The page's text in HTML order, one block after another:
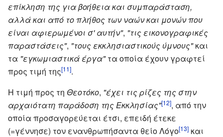
επίκληση της για βοήθεια και συμπαράσταση,
αλλά και από το πλήθος των ναών και μονών που
είναι αφιερωμένοι σ' αυτήν", "τις εικονογραφικές
παραστάσεις", "τους εκκλησιαστικούς ύμνους"και
τα "εγκωμιαστικά έργα"τα οποία έχουν γραφτεί
προς τιμή της[11].
Η τιμή προς τη Θεοτόκο, "έχει τις ρίζες της στην
αρχαιότατη παράδοση της Εκκλησίας"[12], από την
οποία προσαγορεύεται έτσι, επειδή έτεκε
(=γέννησε) τον ενανθρωπήσαντα θείο Λόγο[13] και